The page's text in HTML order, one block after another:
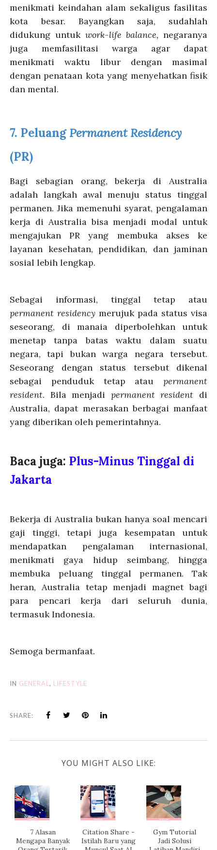
menikmati keindahan alam sekaligus fasilitas
kota besar. Bayangkan saja, sudahlah
didukung untuk work-life balance, negaranya
juga memfasilitasi warga agar dapat
menikmati waktu libur dengan masimal
dengan penataan kota yang menyehatkan fisik
dan mental.
7. PeluangPermanent Residency
(PR)
Bagi sebagian orang, bekerja di Australia
adalah langkah awal menuju status tinggal
permanen. Jika memenuhi syarat, pengalaman
kerja di Australia bisa menjadi modal untuk
mengajukan PR yang membuka akses ke
layanan kesehatan, pendidikan, dan jaminan
sosial lebih lengkap.
Sebagai informasi, tinggal tetap atau
permanent residency merujuk pada status visa
seseorang, di manaia diperbolehkan untuk
menetap tanpa batas waktu dalam suatu
negara, tapi bukan warga negara tersebut.
Seseorang dengan status tersebut dikenal
sebagai penduduk tetap atau permanent
resident. Bila menjadi permanent resident di
Australia, dapat merasakan berbagai manfaat
yang diberikan oleh pemerintahnya.
Baca juga: Plus-Minus Tinggal di
Jakarta
Bekerja di Australia bukan hanya soal mencari
gaji tinggi, tetapi juga kesempatan untuk
mendapatkan pengalaman internasional,
menikmati gaya hidup seimbang, hingga
membuka peluang tinggal permanen. Tak
heran, Australia tetap menjadi magnet bagi
para pencari kerja dari seluruh dunia,
termasuk Indonesia.
Semoga bermanfaat.
IN GENERAL , LIFESTYLE
SHARE:
YOU MIGHT ALSO LIKE:
7 Alasan
Mengapa Banyak
Citation Share -
Istilah Baru yang
Gym Tutorial
Jadi Solusi